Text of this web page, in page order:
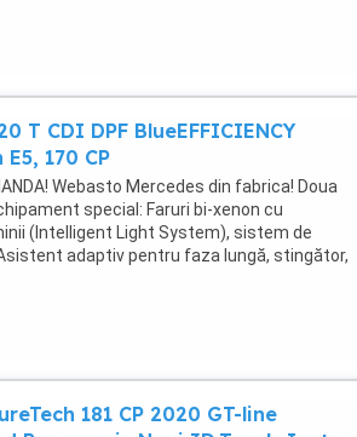
T CDI DPF BlueEFFICIENCY
170 CP
Webasto Mercedes din fabrica! Doua
special: Faruri bi-xenon cu
(Intelligent Light System), sistem de
adaptiv pentru faza lungă, stingător,
de combustibil: ...
181 CP 2020 GT-line